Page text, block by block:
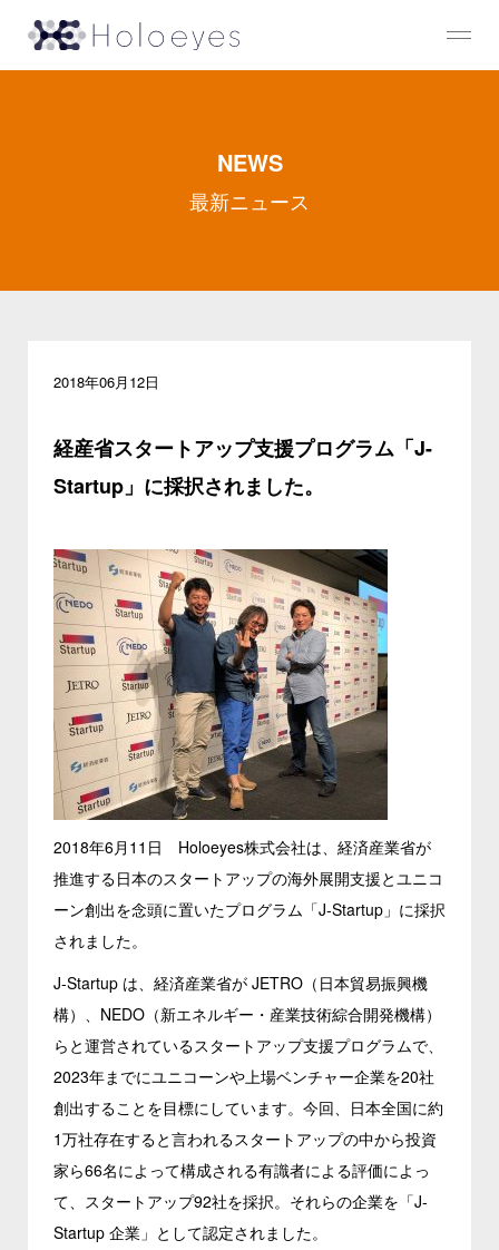
NEWS
最新ニュース
2018年06月12日
経産省スタートアップ支援プログラム「J-
Startup」に採択されました。
2018年6月11日 Holoeyes株式会社は、経済産業省が
推進する日本のスタートアップの海外展開支援とユニコ
ーン創出を念頭に置いたプログラム「J-Startup」に採択
されました。
J-Startup は、経済産業省が JETRO（日本貿易振興機
構）、NEDO（新エネルギー・産業技術綜合開発機構）
らと運営されているスタートアップ支援プログラムで、
2023年までにユニコーンや上場ベンチャー企業を20社
創出することを目標にしています。今回、日本全国に約
1万社存在すると言われるスタートアップの中から投資
家ら66名によって構成される有識者による評価によっ
て、スタートアップ92社を採択。それらの企業を「J-
Startup 企業」として認定されました。